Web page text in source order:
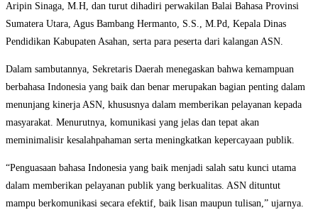
Aripin Sinaga, M.H, dan turut dihadiri perwakilan Balai Bahasa Provinsi
Sumatera Utara, Agus Bambang Hermanto, S.S., M.Pd, Kepala Dinas
Pendidikan Kabupaten Asahan, serta para peserta dari kalangan ASN.
Dalam sambutannya, Sekretaris Daerah menegaskan bahwa kemampuan
berbahasa Indonesia yang baik dan benar merupakan bagian penting dalam
menunjang kinerja ASN, khususnya dalam memberikan pelayanan kepada
masyarakat. Menurutnya, komunikasi yang jelas dan tepat akan
meminimalisir kesalahpahaman serta meningkatkan kepercayaan publik.
“Penguasaan bahasa Indonesia yang baik menjadi salah satu kunci utama
dalam memberikan pelayanan publik yang berkualitas. ASN dituntut
mampu berkomunikasi secara efektif, baik lisan maupun tulisan,” ujarnya.